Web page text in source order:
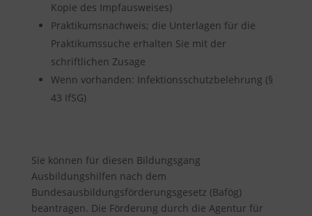
Kopie des Impfausweises)
Praktikumsnachweis; die Unterlagen für die
Praktikumssuche erhalten Sie mit der
schriftlichen Zusage
Wenn vorhanden: Infektionsschutzbelehrung (§
43 IfSG)
Sie können für diesen Bildungsgang
Ausbildungshilfen nach dem
Bundesausbildungsförderungsgesetz (Bafög)
beantragen. Die Förderung durch die Agentur für